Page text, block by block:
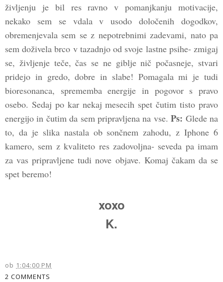
življenju je bil res ravno v pomanjkanju motivacije,
nekako sem se vdala v usodo določenih dogodkov,
obremenjevala sem se z nepotrebnimi zadevami, nato pa
sem doživela brco v tazadnjo od svoje lastne psihe- zmigaj
se, življenje teče, čas se ne giblje nič počasneje, stvari
pridejo in gredo, dobre in slabe! Pomagala mi je tudi
bioresonanca, sprememba energije in pogovor s pravo
osebo. Sedaj po kar nekaj mesecih spet čutim tisto pravo
energijo in čutim da sem pripravljena na vse.Ps: Glede na
to, da je slika nastala ob sončnem zahodu, z Iphone 6
kamero, sem z kvaliteto res zadovoljna- seveda pa imam
za vas pripravljene tudi nove objave. Komaj čakam da se
spet beremo!
xoxo
K.
ob 1:04:00 PM
2 COMMENTS